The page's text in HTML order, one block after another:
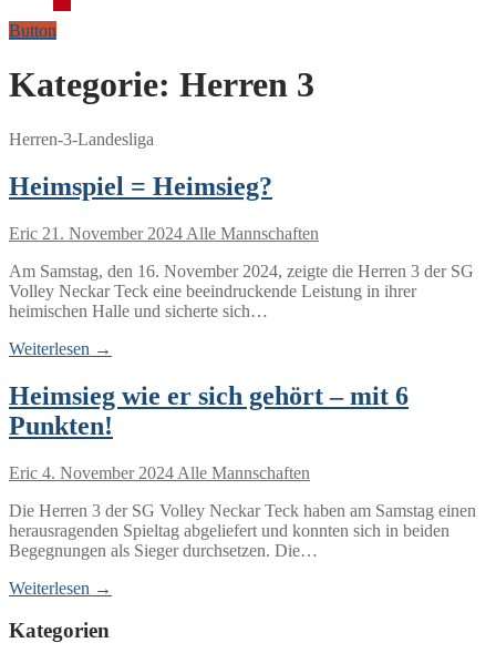
Button
Kategorie: Herren 3
Herren-3-Landesliga
Heimspiel = Heimsieg?
Eric 21. November 2024 Alle Mannschaften
Am Samstag, den 16. November 2024, zeigte die Herren 3 der SG
Volley Neckar Teck eine beeindruckende Leistung in ihrer
heimischen Halle und sicherte sich…
Weiterlesen →
Heimsieg wie er sich gehört – mit 6
Punkten!
Eric 4. November 2024 Alle Mannschaften
Die Herren 3 der SG Volley Neckar Teck haben am Samstag einen
herausragenden Spieltag abgeliefert und konnten sich in beiden
Begegnungen als Sieger durchsetzen. Die…
Weiterlesen →
Kategorien